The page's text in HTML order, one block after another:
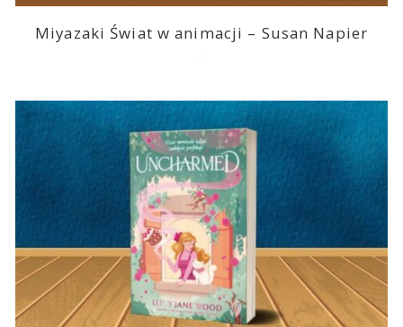
Miyazaki Świat w animacji – Susan Napier